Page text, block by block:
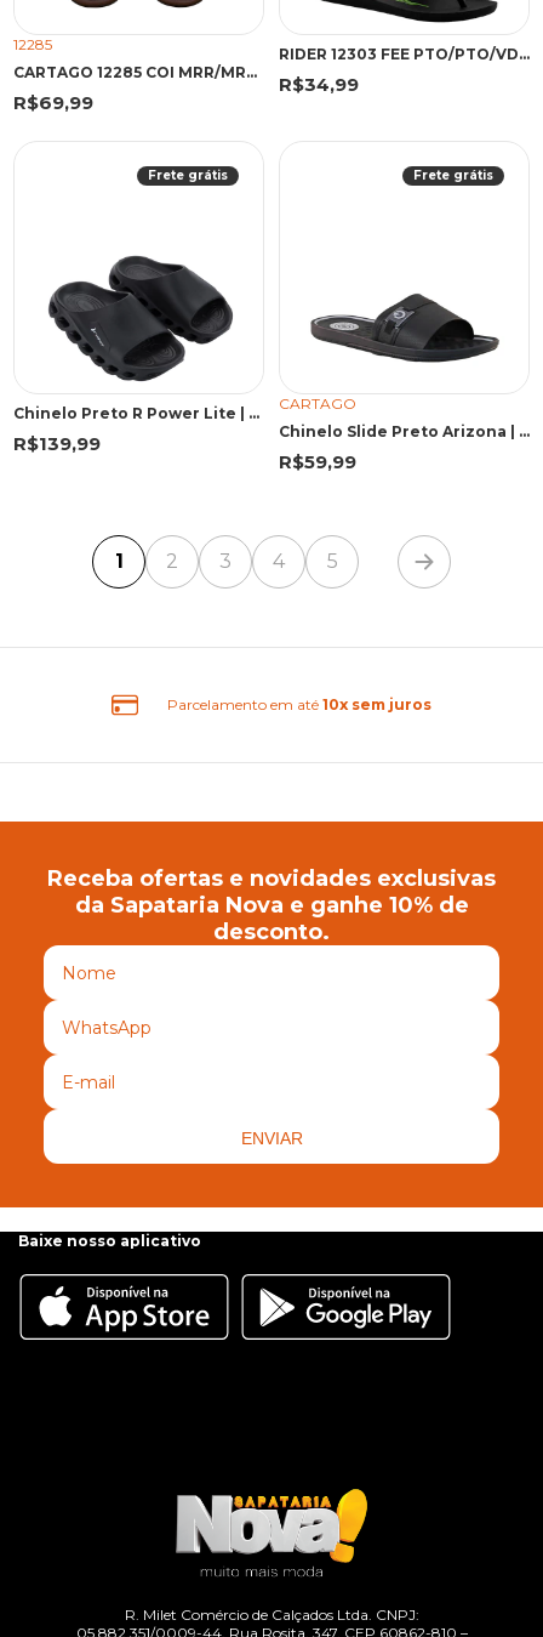
12285
CARTAGO 12285 COI MRR/MRR 43 MOF 12285 MARROM/MARROM
R$69,99
RIDER 12303 FEE PTO/PTO/VDE 43 PKV 12303 PRETO/PRETO/VERDE
R$34,99
Frete grátis
Chinelo Preto R Power Lite | Rider
R$139,99
Frete grátis
CARTAGO
Chinelo Slide Preto Arizona | Cartago
R$59,99
1 2 3 4 5
10x sem juros
Receba ofertas e novidades exclusivas
da Sapataria Nova e ganhe 10% de
desconto.
ENVIAR
Baixe nosso aplicativo
R. Milet Comércio de Calçados Ltda. CNPJ:
05.882.351/0009-44. Rua Rosita, 347, CEP 60862-810 –